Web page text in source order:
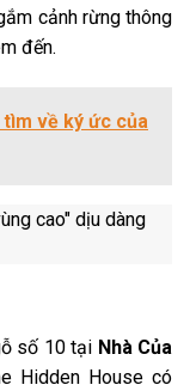
cảnh rừng thông
đến.
về ký ức của
số 10 tại Nhà Của
Hidden House có